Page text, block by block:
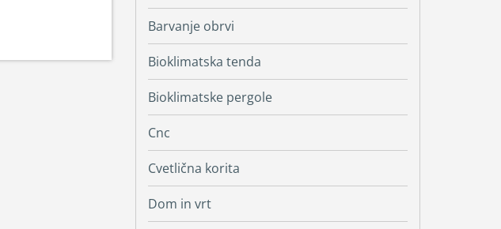
Barvanje obrvi
Bioklimatska tenda
Bioklimatske pergole
Cnc
Cvetlična korita
Dom in vrt